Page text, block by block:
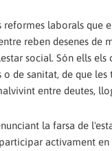
laborals que
reben desenes
social. Són ells
de sanitat, de que
entre deutes,
la farsa de
activament